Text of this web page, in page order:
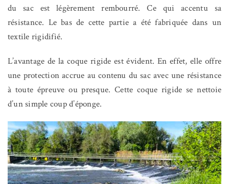
du sac est légèrement rembourré. Ce qui accentu sa
résistance. Le bas de cette partie a été fabriquée dans un
textile rigidifié.
L’avantage de la coque rigide est évident. En effet, elle offre
une protection accrue au contenu du sac avec une résistance
à toute épreuve ou presque. Cette coque rigide se nettoie
d’un simple coup d’éponge.